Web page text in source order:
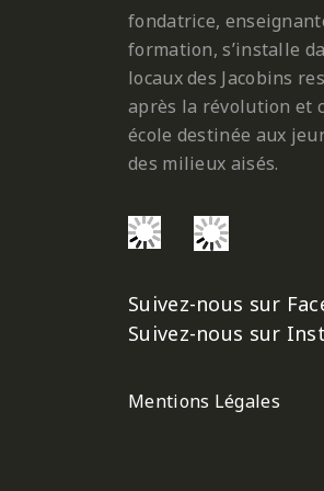
fondatrice,
formation, s’installe
locaux des Jacobins
après la révolution et
école destinée aux
des milieux aisés.
Suivez-nous sur
Suivez-nous sur
Mentions Légales